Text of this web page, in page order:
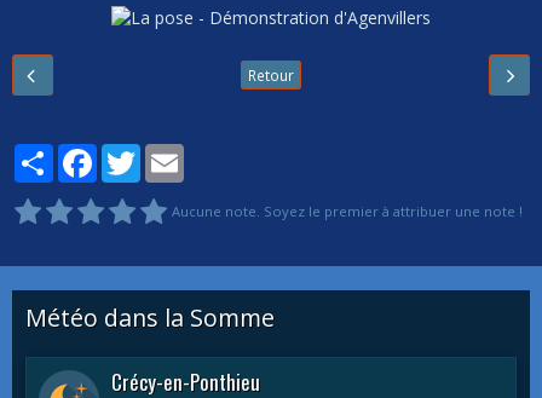
Retour
PartagerFacebook
Twitter
Aucune note. Soyez le premier à attribuer une note !
Météo dans la Somme
Crécy-en-Ponthieu